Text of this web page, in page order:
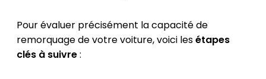
Pour évaluer précisément la capacité de
remorquage de votre voiture, voici lesétapes
clés à suivre: